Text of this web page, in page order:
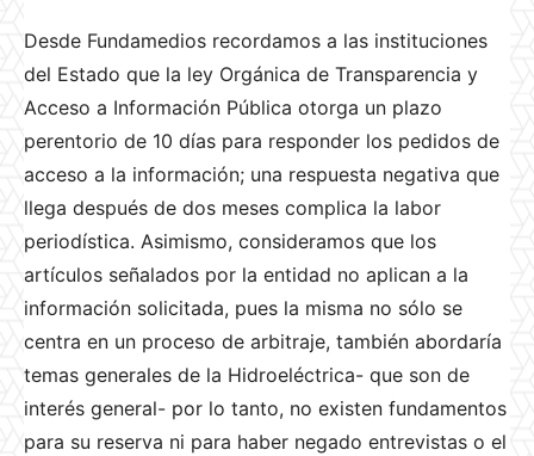
Desde Fundamedios recordamos a las instituciones
del Estado que la ley Orgánica de Transparencia y
Acceso a Información Pública otorga un plazo
perentorio de 10 días para responder los pedidos de
acceso a la información; una respuesta negativa que
llega después de dos meses complica la labor
periodística. Asimismo, consideramos que los
artículos señalados por la entidad no aplican a la
información solicitada, pues la misma no sólo se
centra en un proceso de arbitraje, también abordaría
temas generales de la Hidroeléctrica- que son de
interés general- por lo tanto, no existen fundamentos
para su reserva ni para haber negado entrevistas o el